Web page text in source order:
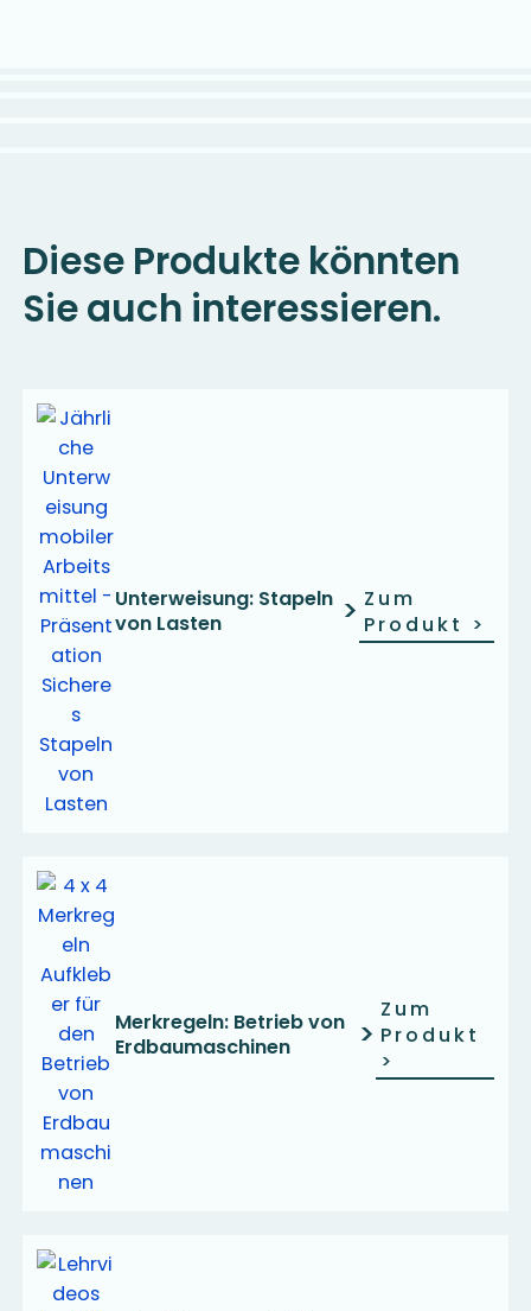
Diese Produkte könnten
Sie auch interessieren.
Unterweisung: Stapeln
von Lasten
> Zum
Produkt >
Merkregeln: Betrieb von
Erdbaumaschinen
>
Zum
Produkt
>